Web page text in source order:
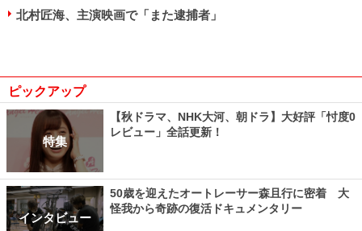
北村匠海、主演映画で「また逮捕者」
ピックアップ
特集
【秋ドラマ、NHK大河、朝ドラ】大好評「忖度0
レビュー」全話更新！
インタビュー
50歳を迎えたオートレーサー森且行に密着 大
怪我から奇跡の復活ドキュメンタリー